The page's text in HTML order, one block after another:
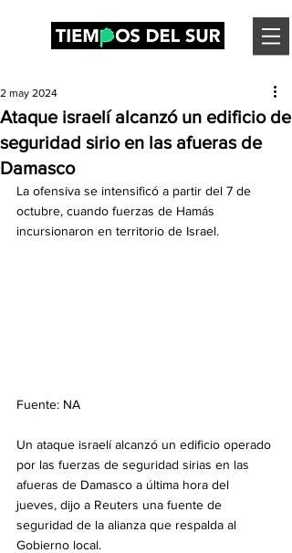
Ataque israelí alcanzó un edificio de
seguridad sirio en las afueras de
Damasco
2 may 2024
La ofensiva se intensificó a partir del 7 de
octubre, cuando fuerzas de Hamás
incursionaron en territorio de Israel.
Fuente: NA
Un ataque israelí alcanzó un edificio operado
por las fuerzas de seguridad sirias en las
afueras de Damasco a última hora del
jueves, dijo a Reuters una fuente de
seguridad de la alianza que respalda al
Gobierno local.